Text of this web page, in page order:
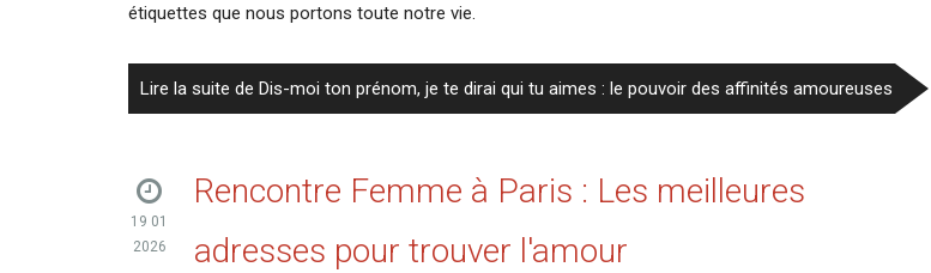
étiquettes que nous portons toute notre vie.
Lire la suite de Dis-moi ton prénom, je te dirai qui tu aimes : le pouvoir des affinités amoureuses
19 01
2026
Rencontre Femme à Paris : Les meilleures
adresses pour trouver l'amour